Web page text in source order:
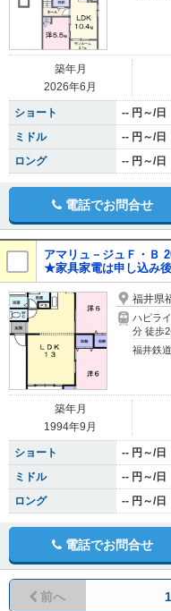
築年月
2026年6月
ショート
-- 円～/
ミドル
-- 円～/
ロング
-- 円～/
電話でお問合せ
アマリュ－ジュＦ・Ｂ
★家具家電は申し込み
福井県
ハピラ
分 徒歩
福井鉄
築年月
1994年9月
ショート
-- 円～/
ミドル
-- 円～/
ロング
-- 円～/
電話でお問合せ
前へ